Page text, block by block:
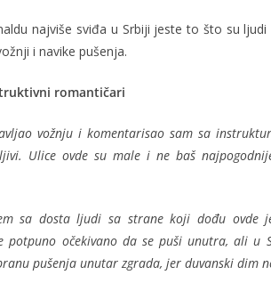
najviše sviđa u Srbiji jeste to što su
i navike pušenja.
romantičari
vožnju i komentarisao sam sa
Ulice ovde su male i ne baš
sa dosta ljudi sa strane koji dođu
potpuno očekivano da se puši unutra, ali
pušenja unutar zgrada, jer duvanski dim